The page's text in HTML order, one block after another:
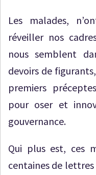
Les malades,
réveiller nos
nous semblent
devoirs de
premiers
pour oser et
gouvernance.
Qui plus est, ces
centaines de